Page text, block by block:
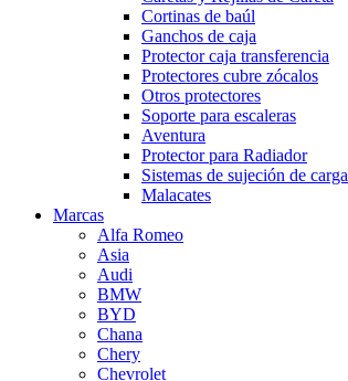
Cortinas de baúl
Ganchos de caja
Protector caja transferencia
Protectores cubre zócalos
Otros protectores
Soporte para escaleras
Aventura
Protector para Radiador
Sistemas de sujeción de carga
Malacates
Marcas
Alfa Romeo
Asia
Audi
BMW
BYD
Chana
Chery
Chevrolet